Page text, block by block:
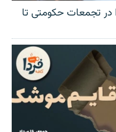
در تجمعات حکومتی تا